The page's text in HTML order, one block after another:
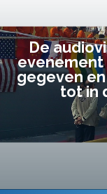
De
evenement
gegeven
tot in